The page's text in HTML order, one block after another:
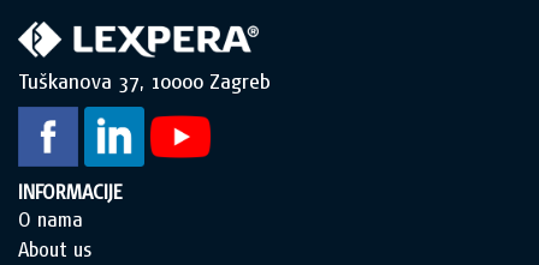
Tuškanova 37, 10000 Zagreb
INFORMACIJE
O nama
About us